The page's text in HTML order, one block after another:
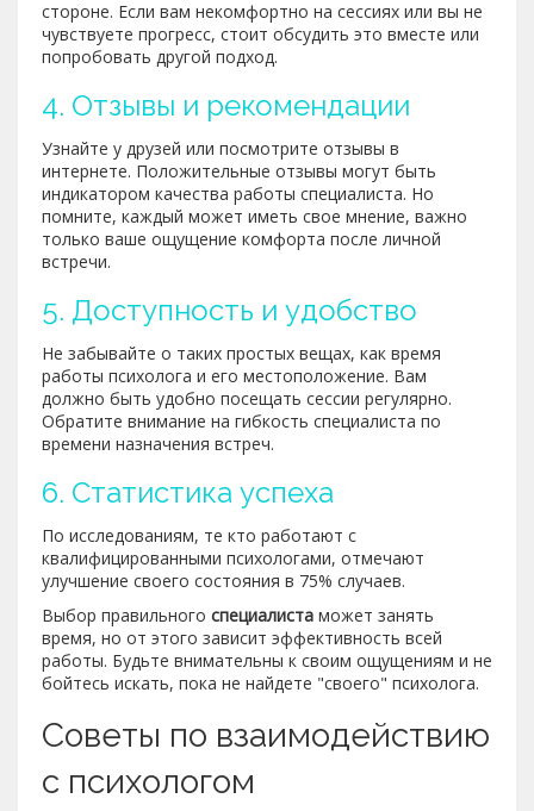
стороне. Если вам некомфортно на сессиях или вы не
чувствуете прогресс, стоит обсудить это вместе или
попробовать другой подход.
4. Отзывы и рекомендации
Узнайте у друзей или посмотрите отзывы в
интернете. Положительные отзывы могут быть
индикатором качества работы специалиста. Но
помните, каждый может иметь свое мнение, важно
только ваше ощущение комфорта после личной
встречи.
5. Доступность и удобство
Не забывайте о таких простых вещах, как время
работы психолога и его местоположение. Вам
должно быть удобно посещать сессии регулярно.
Обратите внимание на гибкость специалиста по
времени назначения встреч.
6. Статистика успеха
По исследованиям, те кто работают с
квалифицированными психологами, отмечают
улучшение своего состояния в 75% случаев.
Выбор правильного специалиста может занять
время, но от этого зависит эффективность всей
работы. Будьте внимательны к своим ощущениям и не
бойтесь искать, пока не найдете "своего" психолога.
Советы по взаимодействию
с психологом